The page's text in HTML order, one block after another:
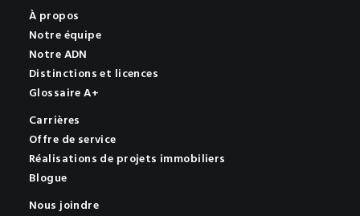
À propos
Notre équipe
Notre ADN
Distinctions et licences
Glossaire A+
Carrières
Offre de service
Réalisations de projets immobiliers
Blogue
Nous joindre